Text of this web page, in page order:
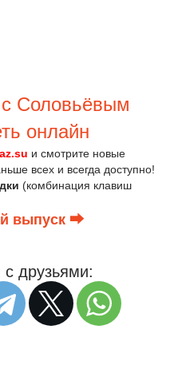
Соловьёвым
онлайн
и смотрите новые
всех и всегда доступно!
(комбинация клавиш
выпуск ⮕
с друзьями: